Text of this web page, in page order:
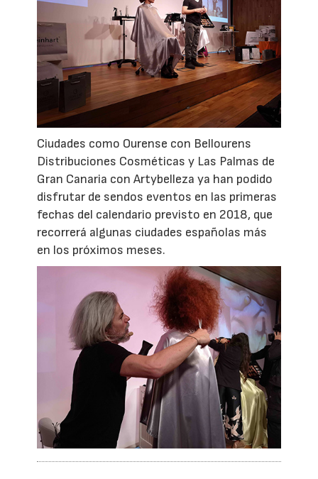
Ciudades como Ourense con Bellourens
Distribuciones Cosméticas y Las Palmas de
Gran Canaria con Artybelleza ya han podido
disfrutar de sendos eventos en las primeras
fechas del calendario previsto en 2018, que
recorrerá algunas ciudades españolas más
en los próximos meses.